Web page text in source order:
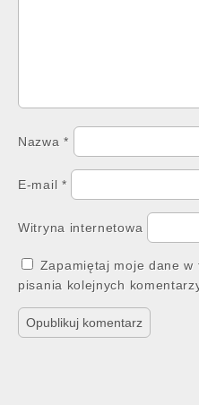
Nazwa*
E-mail *
Witryna internetowa
Zapamiętaj moje dane
pisania kolejnych